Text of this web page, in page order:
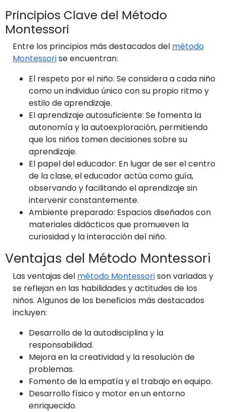
Principios Clave del Método
Montessori
Entre los principios más destacados del método
Montessorise encuentran:
El respeto por el niño: Se considera a cada niño
como un individuo único con su propio ritmo y
estilo de aprendizaje.
El aprendizaje autosuficiente: Se fomenta la
autonomía y la autoexploración, permitiendo
que los niños tomen decisiones sobre su
aprendizaje.
El papel del educador: En lugar de ser el centro
de la clase, el educador actúa como guía,
observando y facilitando el aprendizaje sin
intervenir constantemente.
Ambiente preparado: Espacios diseñados con
materiales didácticos que promueven la
curiosidad y la interacción del niño.
Ventajas del Método Montessori
Las ventajas del método Montessorison variadas y
se reflejan en las habilidades y actitudes de los
niños. Algunos de los beneficios más destacados
incluyen:
Desarrollo de la autodisciplina y la
responsabilidad.
Mejora en la creatividad y la resolución de
problemas.
Fomento de la empatía y el trabajo en equipo.
Desarrollo físico y motor en un entorno
enriquecido.